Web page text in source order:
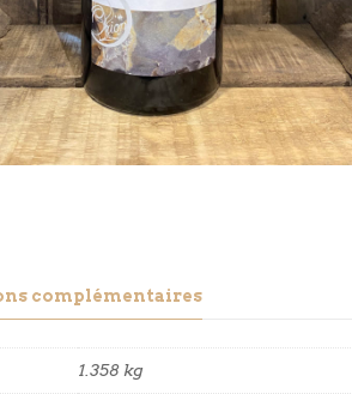
complémentaires
1.358 kg